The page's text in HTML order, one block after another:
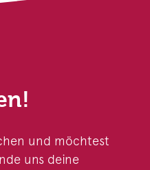
und möchtest
uns deine